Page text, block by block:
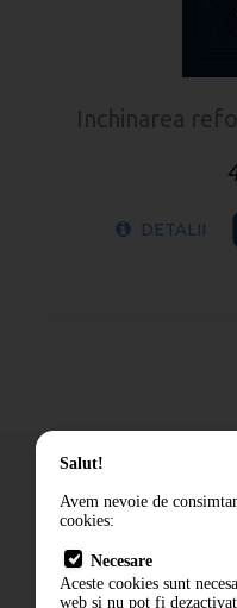
Inchinarea
DETALII
Cum comand
Livrare
Contact
Salut!
Avem nevoie de
cookies:
Necesare
Aceste cookies sunt
web si nu pot fi